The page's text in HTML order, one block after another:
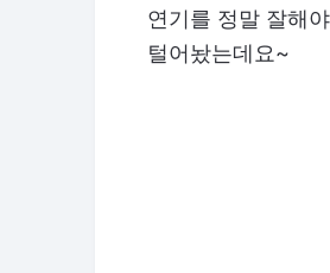
연기를 정말 잘해
털어놨는데요~